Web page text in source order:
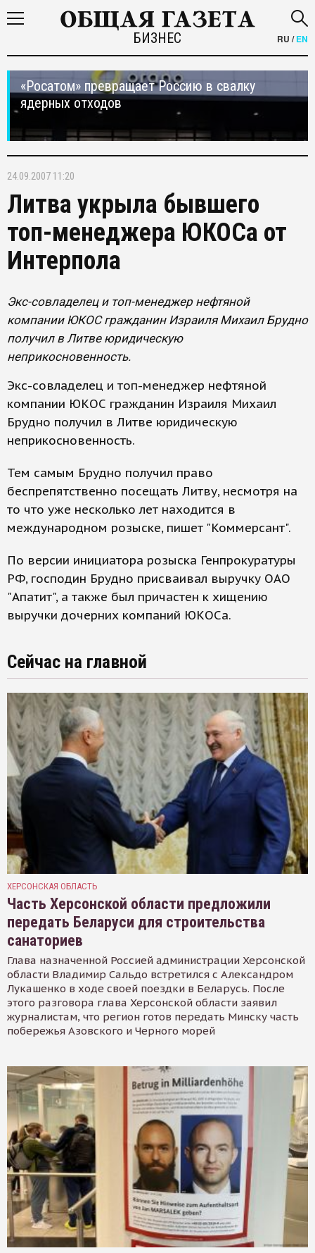
БИЗНЕС RU /EN
«Росатом» превращает Россию в свалку
ядерных отходов
24.09.2007 11:20
Литва укрыла бывшего
топ-менеджера ЮКОСа от
Интерпола
Экс-совладелец и топ-менеджер нефтяной
компании ЮКОС гражданин Израиля Михаил Брудно
получил в Литве юридическую
неприкосновенность.
Экс-совладелец и топ-менеджер нефтяной
компании ЮКОС гражданин Израиля Михаил
Брудно получил в Литве юридическую
неприкосновенность.
Тем самым Брудно получил право
беспрепятственно посещать Литву, несмотря на
то что уже несколько лет находится в
международном розыске, пишет "Коммерсант".
По версии инициатора розыска Генпрокуратуры
РФ, господин Брудно присваивал выручку ОАО
"Апатит", а также был причастен к хищению
выручки дочерних компаний ЮКОСа.
Сейчас на главной
ХЕРСОНСКАЯ ОБЛАСТЬ
Часть Херсонской области предложили
передать Беларуси для строительства
санаториев
Глава назначенной Россией администрации Херсонской
области Владимир Сальдо встретился с Александром
Лукашенко в ходе своей поездки в Беларусь. После
этого разговора глава Херсонской области заявил
журналистам, что регион готов передать Минску часть
побережья Азовского и Черного морей